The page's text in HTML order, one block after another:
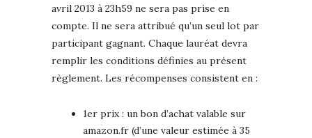
avril 2013 à 23h59 ne sera pas prise en
compte. Il ne sera attribué qu’un seul lot par
participant gagnant. Chaque lauréat devra
remplir les conditions définies au présent
règlement. Les récompenses consistent en :
1er prix : un bon d’achat valable sur
amazon.fr (d’une valeur estimée à 35